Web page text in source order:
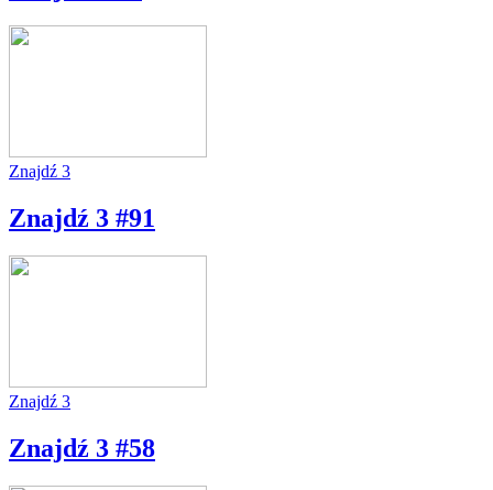
Znajdź 3
Znajdź 3 #91
Znajdź 3
Znajdź 3 #58